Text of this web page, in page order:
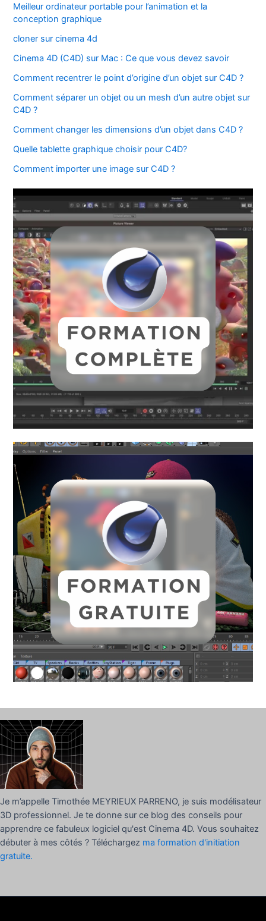
Meilleur ordinateur portable pour l’animation et la
conception graphique
cloner sur cinema 4d
Cinema 4D (C4D) sur Mac : Ce que vous devez savoir
Comment recentrer le point d’origine d’un objet sur C4D ?
Comment séparer un objet ou un mesh d’un autre objet sur
C4D ?
Comment changer les dimensions d’un objet dans C4D ?
Quelle tablette graphique choisir pour C4D?
Comment importer une image sur C4D ?
Je m’appelle Timothée MEYRIEUX PARRENO, je suis modélisateur
3D professionnel. Je te donne sur ce blog des conseils pour
apprendre ce fabuleux logiciel qu'est Cinema 4D. Vous souhaitez
débuter à mes côtés ? Téléchargez ma formation d'initiation
gratuite.